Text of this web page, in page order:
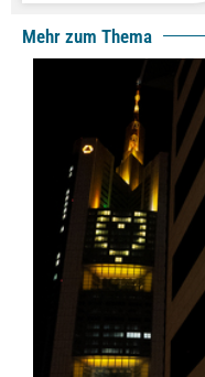
Mehr zum Thema